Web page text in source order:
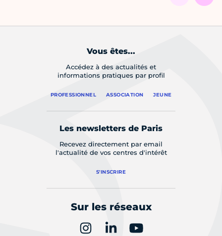
Vous êtes...
Accédez à des actualités et
informations pratiques par profil
PROFESSIONNEL ASSOCIATION JEUNE
Les newsletters de Paris
Recevez directement par email
l'actualité de vos centres d'intérêt
S'INSCRIRE
Sur les réseaux